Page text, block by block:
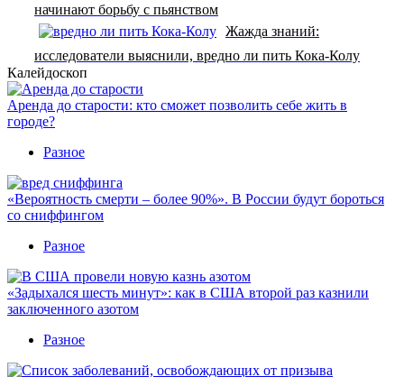
начинают борьбу с пьянством
Жажда знаний:
исследователи выяснили, вредно ли пить Кока-Колу
Калейдоскоп
Аренда до старости: кто сможет позволить себе жить в
городе?
Разное
«Вероятность смерти – более 90%». В России будут бороться
со сниффингом
Разное
«Задыхался шесть минут»: как в США второй раз казнили
заключенного азотом
Разное